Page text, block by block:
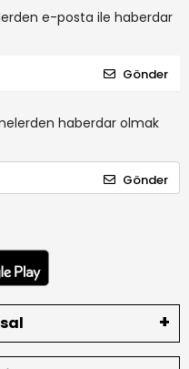
e-posta ile haberdar
Gönder
haberdar olmak
Gönder